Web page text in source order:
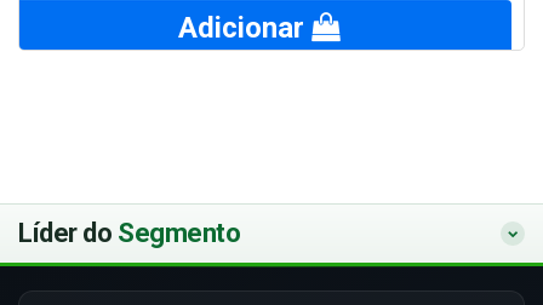
Adicionar
Líder do Segmento